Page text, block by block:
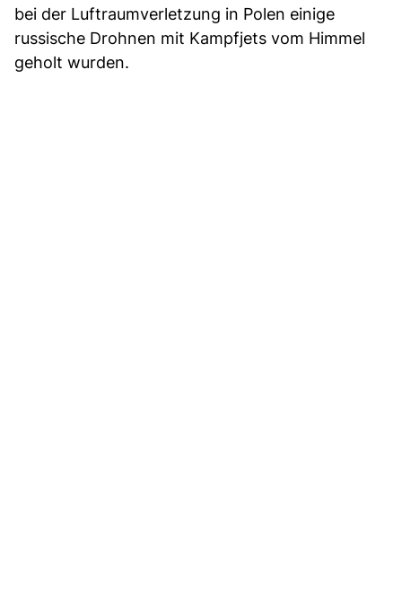
bei der Luftraumverletzung in Polen einige
russische Drohnen mit Kampfjets vom Himmel
geholt wurden.